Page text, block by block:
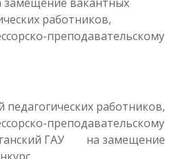
работников,
преподавательскому
работников,
преподавательскому
ГАУ на замещение